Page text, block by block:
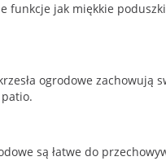
jak miękkie
ogrodowe
są łatwe do